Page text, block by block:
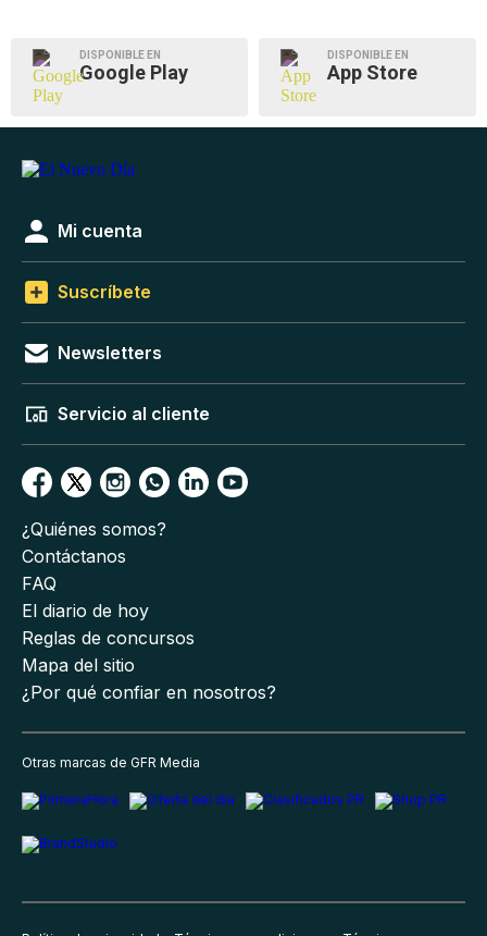
DISPONIBLE EN
Google Play
DISPONIBLE EN
App Store
Mi cuenta
Suscríbete
Newsletters
Servicio al cliente
¿Quiénes somos?
Contáctanos
FAQ
El diario de hoy
Reglas de concursos
Mapa del sitio
¿Por qué confiar en nosotros?
Otras marcas de GFR Media